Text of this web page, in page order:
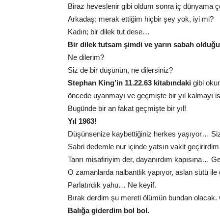
Biraz heveslenir gibi oldum sonra iç dünyama
Arkadaş; merak ettiğim hiçbir şey yok, iyi mi?
Kadın; bir dilek tut dese…
Bir dilek tutsam şimdi ve yarın sabah
Ne dilerim?
Siz de bir düşünün, ne dilersiniz?
Stephan King’in 11.22.63 kitabındaki gibi
öncede uyanmayı ve geçmişte bir yıl kalmayı
Bugünde bir an fakat geçmişte bir yıl!
Yıl 1963!
Düşünsenize kaybettiğiniz herkes yaşıyor…
Sabri dedemle nur içinde yatsın vakit
Tanrı misafiriyim der, dayanırdım kapısına…
O zamanlarda nalbantlık yapıyor, aslan sütü ile
Parlatırdık yahu… Ne keyif.
Bırak derdim şu mereti ölümün bundan olacak.
Balığa giderdim bol bol.